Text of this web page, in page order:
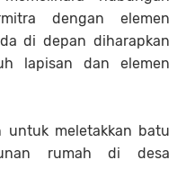
dengan elemen
di depan diharapkan
lapisan dan elemen
untuk meletakkan batu
rumah di desa